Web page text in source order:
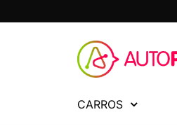
CARROS